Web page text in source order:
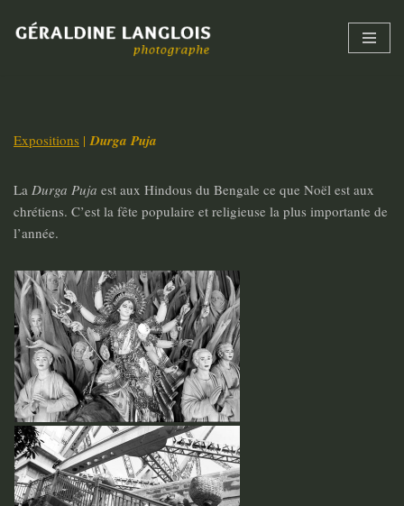
Expositions |Durga Puja
La Durga Puja est aux Hindous du Bengale ce que Noël est aux
chrétiens. C’est la fête populaire et religieuse la plus importante de
l’année.